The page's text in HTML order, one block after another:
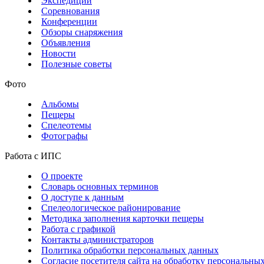
Соревнования
Конференции
Обзоры снаряжения
Объявления
Новости
Полезные советы
Фото
Альбомы
Пещеры
Спелеотемы
Фотографы
Работа с ИПС
О проекте
Словарь основных терминов
О доступе к данным
Спелеологическое районирование
Методика заполнения карточки пещеры
Работа с графикой
Контакты администраторов
Политика обработки персональных данных
Согласие посетителя сайта на обработку